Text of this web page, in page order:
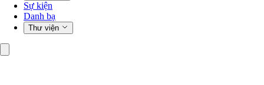
Sự kiện
Danh bạ
Thư viện